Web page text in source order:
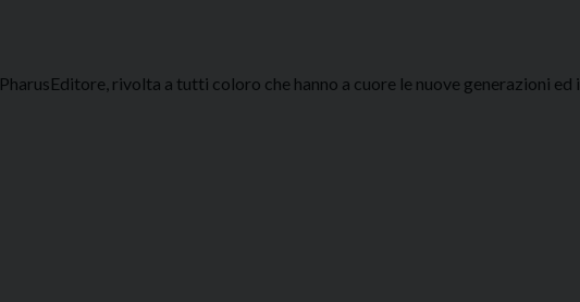
PharusEditore, rivolta a tutti coloro che hanno a cuore le nuove generazioni